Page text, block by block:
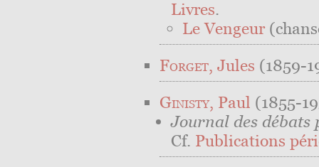
Livres.
Le Vengeur
Forget, Jules (1859-
Ginisty, Paul (1855-
Journal des
Cf. Publications